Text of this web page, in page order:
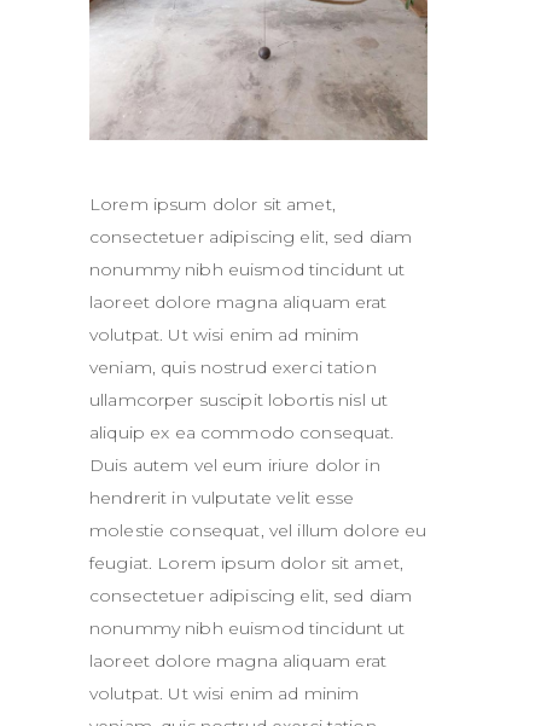
Lorem ipsum dolor sit amet,
consectetuer adipiscing elit, sed diam
nonummy nibh euismod tincidunt ut
laoreet dolore magna aliquam erat
volutpat. Ut wisi enim ad minim
veniam, quis nostrud exerci tation
ullamcorper suscipit lobortis nisl ut
aliquip ex ea commodo consequat.
Duis autem vel eum iriure dolor in
hendrerit in vulputate velit esse
molestie consequat, vel illum dolore eu
feugiat. Lorem ipsum dolor sit amet,
consectetuer adipiscing elit, sed diam
nonummy nibh euismod tincidunt ut
laoreet dolore magna aliquam erat
volutpat. Ut wisi enim ad minim